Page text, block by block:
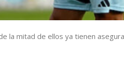
la mitad de ellos ya tienen